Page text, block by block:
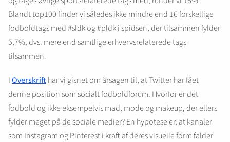
Blandt top100 finder vi således ikke mindre end 16 forskellige
fodboldtags med #sldk og #pldk i spidsen, der tilsammen fylder
5,7%, dvs. mere end samtlige erhvervsrelaterede tags
tilsammen.
IOverskrifthar vi gisnet om årsagen til, at Twitter har fået
denne position som socialt fodboldforum. Hvorfor er det
fodbold og ikke eksempelvis mad, mode og makeup, der ellers
fylder meget på de sociale medier? En hypotese er, at kanaler
som Instagram og Pinterest i kraft af deres visuelle form falder